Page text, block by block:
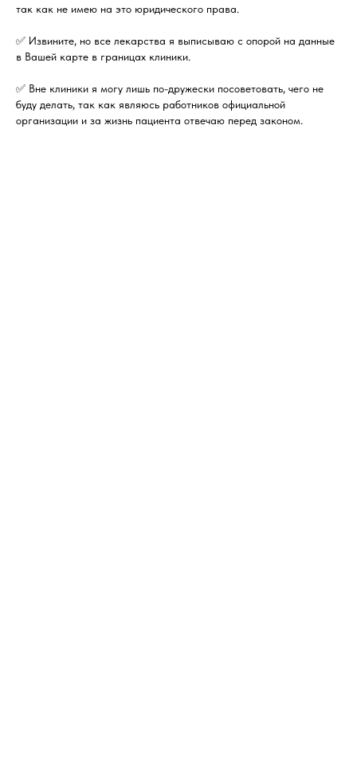
так как не имею на это юридического права.
✅ Извините, но все лекарства я выписываю с опорой на данные
в Вашей карте в границах клиники.
✅ Вне клиники я могу лишь по-дружески посоветовать, чего не
буду делать, так как являюсь работников официальной
организации и за жизнь пациента отвечаю перед законом.